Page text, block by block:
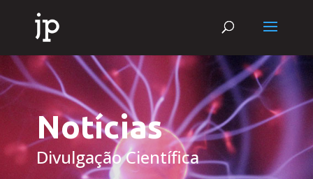
Notícias
Divulgação Científica